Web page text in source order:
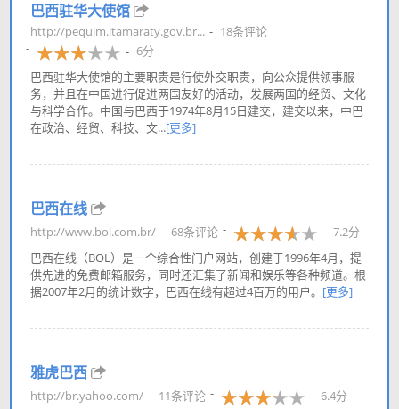
巴西驻华大使馆
http://pequim.itamaraty.gov.br...
18条评论
6分
巴西驻华大使馆的主要职责是行使外交职责，向公众提供领事服
务，并且在中国进行促进两国友好的活动，发展两国的经贸、文化
与科学合作。中国与巴西于1974年8月15日建交，建交以来，中巴
在政治、经贸、科技、文...[更多]
巴西在线
http://www.bol.com.br/ 68条评论
7.2分
巴西在线（BOL）是一个综合性门户网站，创建于1996年4月，提
供先进的免费邮箱服务，同时还汇集了新闻和娱乐等各种频道。根
据2007年2月的统计数字，巴西在线有超过4百万的用户。 [更多]
雅虎巴西
http://br.yahoo.com/ 11条评论
6.4分